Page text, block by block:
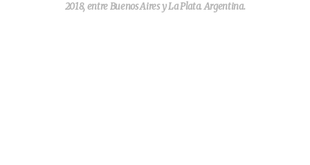
2018, entre Buenos Aires y La Plata. Argentina.